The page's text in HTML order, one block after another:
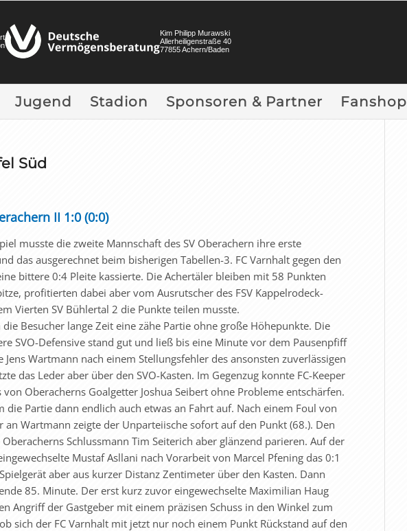
Kim Philipp Murawski
Allerheiligenstraße 40
77855 Achern/Baden
Jugend Stadion Sponsoren & Partner Fanshop
Süd
II 1:0 (0:0)
musste die zweite Mannschaft des SV Oberachern ihre erste
das ausgerechnet beim bisherigen Tabellen-3. FC Varnhalt gegen den
bittere 0:4 Pleite kassierte. Die Achertäler bleiben mit 58 Punkten
profitierten dabei aber vom Ausrutscher des FSV Kappelrodeck-
Vierten SV Bühlertal 2 die Punkte teilen musste.
Besucher lange Zeit eine zähe Partie ohne große Höhepunkte. Die
SVO-Defensive stand gut und ließ bis eine Minute vor dem Pausenpfiff
Wartmann nach einem Stellungsfehler des ansonsten zuverlässigen
das Leder aber über den SVO-Kasten. Im Gegenzug konnte FC-Keeper
von Oberacherns Goalgetter Joshua Seibert ohne Probleme entschärfen.
die Partie dann endlich auch etwas an Fahrt auf. Nach einem Foul von
an Wartmann zeigte der Unparteiische sofort auf den Punkt (68.). Den
Schlussmann Tim Seiterich aber glänzend parieren. Auf der
Mustaf Asllani nach Vorarbeit von Marcel Pfening das 0:1
aber aus kurzer Distanz Zentimeter über den Kasten. Dann
85. Minute. Der erst kurz zuvor eingewechselte Maximilian Haug
Angriff der Gastgeber mit einem präzisen Schuss in den Winkel zum
sich der FC Varnhalt mit jetzt nur noch einem Punkt Rückstand auf den